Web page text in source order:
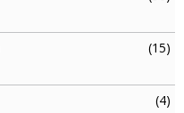
(15)
(4)